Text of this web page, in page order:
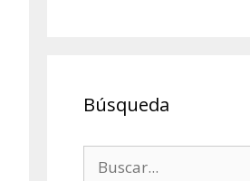
Búsqueda